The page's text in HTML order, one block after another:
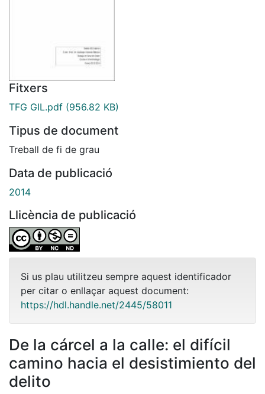
Fitxers
TFG GIL.pdf (956.82 KB)
Tipus de document
Treball de fi de grau
Data de publicació
2014
Llicència de publicació
Si us plau utilitzeu sempre aquest identificador
per citar o enllaçar aquest document:
https://hdl.handle.net/2445/58011
De la cárcel a la calle: el difícil
camino hacia el desistimiento del
delito